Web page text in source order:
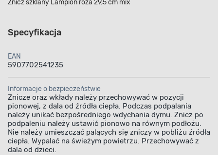
Znicz szklany Lampion róża 29,5 cm mix
Specyfikacja
EAN
5907702541235
Informacje o bezpieczeństwie
Znicze oraz wkłady należy przechowywać w pozycji
pionowej, z dala od źródła ciepła. Podczas podpalania
należy unikać bezpośredniego wdychania dymu. Znicz po
podpaleniu należy ustawić pionowo na równym podłożu.
Nie należy umieszczać palących się zniczy w pobliżu źródła
ciepła. Wypalać na świeżym powietrzu. Przechowywać z
dala od dzieci.